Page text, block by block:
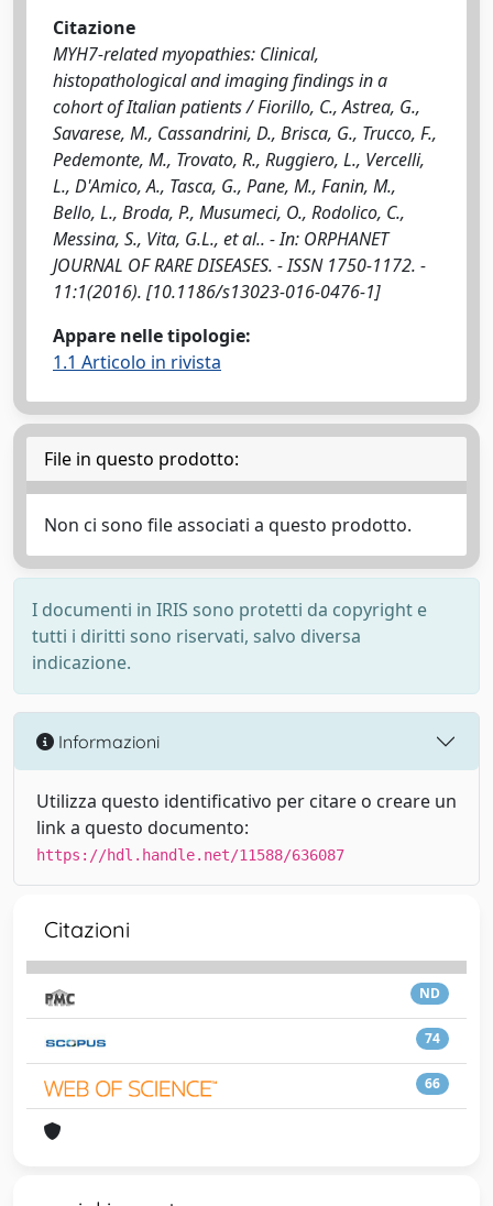
Citazione
MYH7-related myopathies: Clinical,
histopathological and imaging findings in a
cohort of Italian patients / Fiorillo, C., Astrea, G.,
Savarese, M., Cassandrini, D., Brisca, G., Trucco, F.,
Pedemonte, M., Trovato, R., Ruggiero, L., Vercelli,
L., D'Amico, A., Tasca, G., Pane, M., Fanin, M.,
Bello, L., Broda, P., Musumeci, O., Rodolico, C.,
Messina, S., Vita, G.L., et al.. - In: ORPHANET
JOURNAL OF RARE DISEASES. - ISSN 1750-1172. -
11:1(2016). [10.1186/s13023-016-0476-1]
Appare nelle tipologie:
1.1 Articolo in rivista
File in questo prodotto:
Non ci sono file associati a questo prodotto.
I documenti in IRIS sono protetti da copyright e
tutti i diritti sono riservati, salvo diversa
indicazione.
Informazioni
Utilizza questo identificativo per citare o creare un
link a questo documento:
https://hdl.handle.net/11588/636087
Citazioni
ND
74
66